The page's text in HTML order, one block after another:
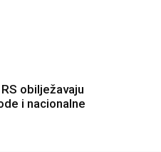
obilježavaju
i nacionalne